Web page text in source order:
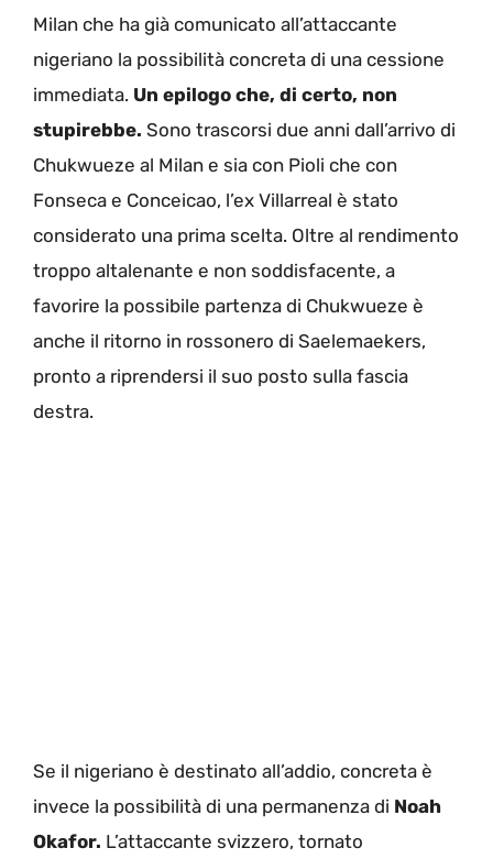
Milan che ha già comunicato all’attaccante
nigeriano la possibilità concreta di una cessione
immediata. Un epilogo che, di certo, non
stupirebbe. Sono trascorsi due anni dall’arrivo di
Chukwueze al Milan e sia con Pioli che con
Fonseca e Conceicao, l’ex Villarreal è stato
considerato una prima scelta. Oltre al rendimento
troppo altalenante e non soddisfacente, a
favorire la possibile partenza di Chukwueze è
anche il ritorno in rossonero di Saelemaekers,
pronto a riprendersi il suo posto sulla fascia
destra.
Se il nigeriano è destinato all’addio, concreta è
invece la possibilità di una permanenza di Noah
Okafor. L’attaccante svizzero, tornato